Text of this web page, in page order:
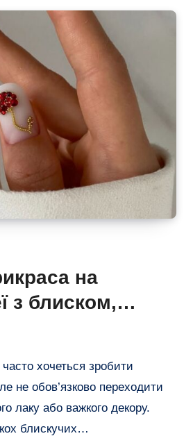
на
з блиском,
деталями
хочеться зробити
не обов’язково переходити
лаку або важкого декору.
блискучих…